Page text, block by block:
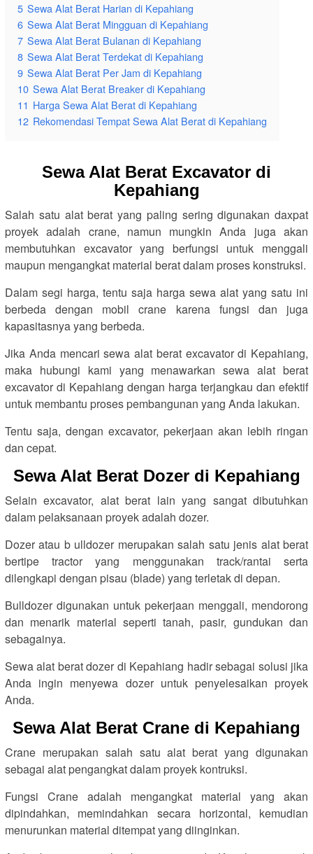
5 Sewa Alat Berat Harian di Kepahiang
6 Sewa Alat Berat Mingguan di Kepahiang
7 Sewa Alat Berat Bulanan di Kepahiang
8 Sewa Alat Berat Terdekat di Kepahiang
9 Sewa Alat Berat Per Jam di Kepahiang
10 Sewa Alat Berat Breaker di Kepahiang
11 Harga Sewa Alat Berat di Kepahiang
12 Rekomendasi Tempat Sewa Alat Berat di Kepahiang
Sewa Alat Berat Excavator di
Kepahiang
Salah satu alat berat yang paling sering digunakan daxpat
proyek adalah crane, namun mungkin Anda juga akan
membutuhkan excavator yang berfungsi untuk menggali
maupun mengangkat material berat dalam proses konstruksi.
Dalam segi harga, tentu saja harga sewa alat yang satu ini
berbeda dengan mobil crane karena fungsi dan juga
kapasitasnya yang berbeda.
Jika Anda mencari sewa alat berat excavator di Kepahiang,
maka hubungi kami yang menawarkan sewa alat berat
excavator di Kepahiang dengan harga terjangkau dan efektif
untuk membantu proses pembangunan yang Anda lakukan.
Tentu saja, dengan excavator, pekerjaan akan lebih ringan
dan cepat.
Sewa Alat Berat Dozer di Kepahiang
Selain excavator, alat berat lain yang sangat dibutuhkan
dalam pelaksanaan proyek adalah dozer.
Dozer atau b ulldozer merupakan salah satu jenis alat berat
bertipe tractor yang menggunakan track/rantai serta
dilengkapi dengan pisau (blade) yang terletak di depan.
Bulldozer digunakan untuk pekerjaan menggali, mendorong
dan menarik material seperti tanah, pasir, gundukan dan
sebagainya.
Sewa alat berat dozer di Kepahiang hadir sebagai solusi jika
Anda ingin menyewa dozer untuk penyelesaikan proyek
Anda.
Sewa Alat Berat Crane di Kepahiang
Crane merupakan salah satu alat berat yang digunakan
sebagai alat pengangkat dalam proyek kontruksi.
Fungsi Crane adalah mengangkat material yang akan
dipindahkan, memindahkan secara horizontal, kemudian
menurunkan material ditempat yang diinginkan.